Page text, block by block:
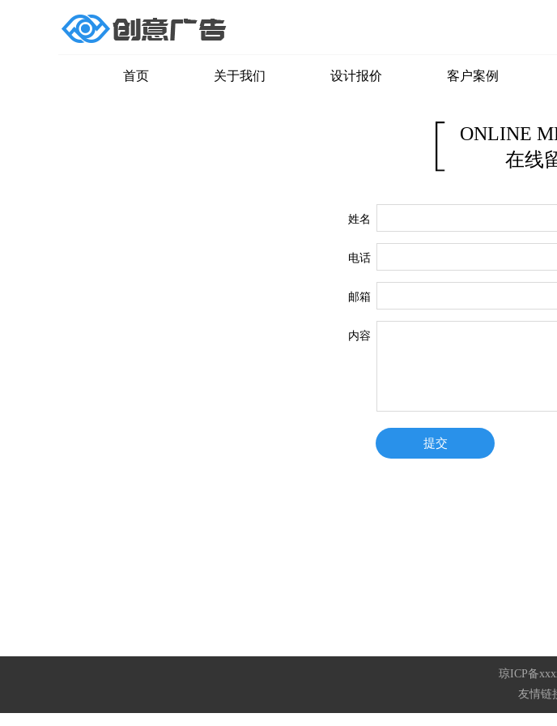
首页 关于我们 设计报价 客户案例
ONLINE
在线
姓名
电话
邮箱
内容
提交
琼ICP备
友情链